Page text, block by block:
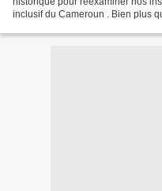
inclusif du Cameroun . Bien plus